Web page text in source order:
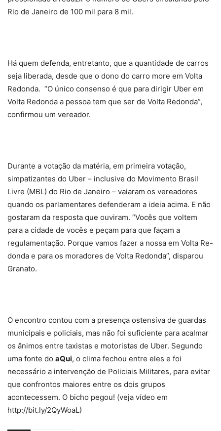
Rio de Janeiro de 100 mil para 8 mil.
Há quem defenda, entretanto, que a quantidade de carros
seja liberada, desde que o dono do carro more em Volta
Redonda. “O único consenso é que para dirigir Uber em
Volta Redonda a pessoa tem que ser de Volta Redonda”,
confirmou um vereador.
Durante a votação da matéria, em primeira votação,
simpatizantes do Uber – inclusive do Movimento Brasil
Livre (MBL) do Rio de Janeiro – vaiaram os vereadores
quando os parlamentares defenderam a ideia acima. E não
gostaram da resposta que ouviram. “Vocês que voltem
para a cidade de vocês e peçam para que façam a
regulamentação. Porque vamos fazer a nossa em Volta Re-
donda e para os moradores de Volta Redonda”, disparou
Granato.
O encontro contou com a presença ostensiva de guardas
municipais e policiais, mas não foi suficiente para acalmar
os ânimos entre taxistas e motoristas de Uber. Segundo
uma fonte do aQui, o clima fechou entre eles e foi
necessário a intervenção de Policiais Militares, para evitar
que confrontos maiores entre os dois grupos
acontecessem. O bicho pegou! (veja vídeo em
http://bit.ly/2QyWoaL)